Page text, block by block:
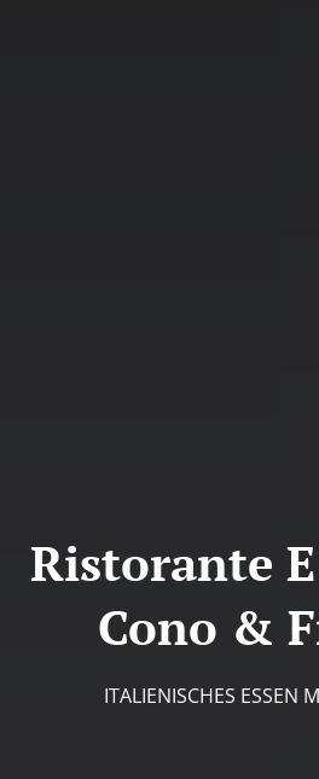
Ristorante
Cono &
ITALIENISCHES ESSEN